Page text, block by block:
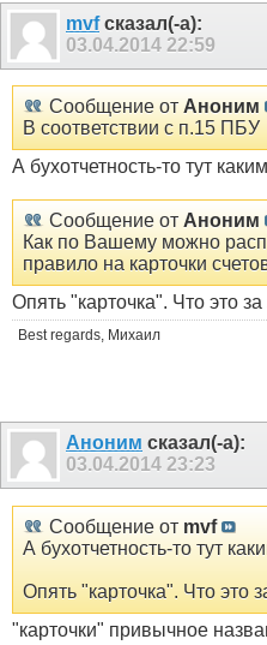
mvfсказал(-а):
03.04.2014 22:59
Сообщение от Аноним
В соответствии с п.15 ПБУ
А бухотчетность-то тут
Сообщение от Аноним
Как по Вашему можно
правило на карточки
Опять "карточка". Что это
Best regards, Михаил
Аноним сказал(-а):
03.04.2014 23:23
Сообщение от mvf
А бухотчетность-то тут
Опять "карточка". Что это
"карточки" привычное